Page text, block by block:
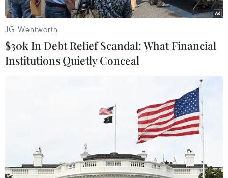
JG Wentworth
$30k In Debt Relief Scandal: What Financial
Institutions Quietly Conceal